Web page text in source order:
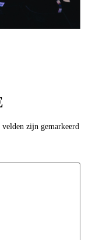
velden zijn gemarkeerd